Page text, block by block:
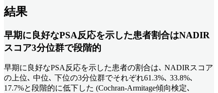
結果
早期に良好なPSA反応を示した患者割合はNADIR
スコア3分位群で段階的
早期に良好なPSA反応を示した患者の割合は､ NADIRスコア
の上位､ 中位､ 下位の3分位群でそれぞれ61.3%､ 33.8%､
17.7%と段階的に低下した (Cochran-Armitage傾向検定､